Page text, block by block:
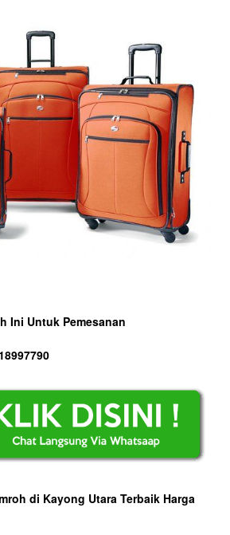
Ini Untuk Pemesanan
di Kayong Utara Terbaik Harga